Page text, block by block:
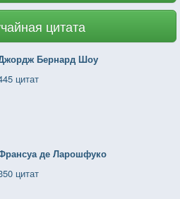
цитата
Бернард Шоу
цитат
де Ларошфуко
цитат